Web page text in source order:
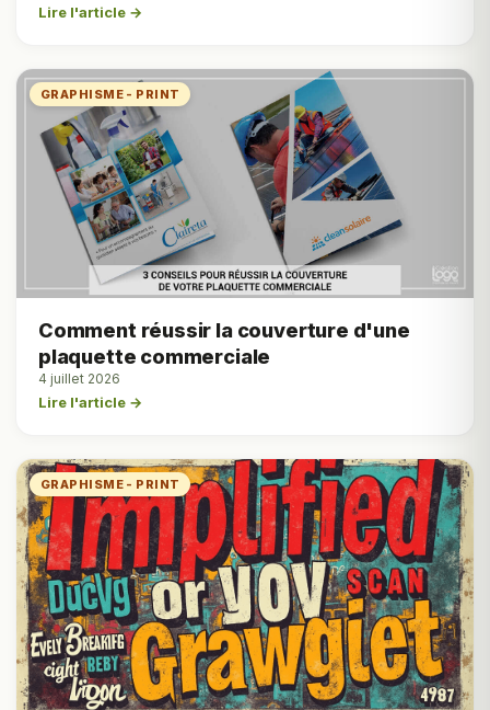
Lire l'article →
GRAPHISME - PRINT
Comment réussir la couverture d'une
plaquette commerciale
4 juillet 2026
Lire l'article →
GRAPHISME - PRINT